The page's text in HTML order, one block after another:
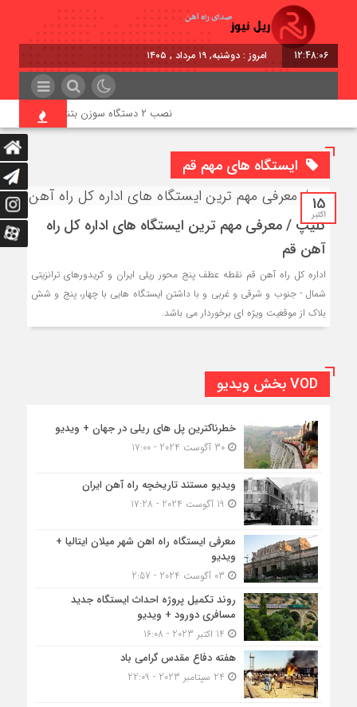
12:48:06 امروز : دوشنبه, ۱۹ مرداد , ۱۴۰۵
نصب ۲ دستگاه سوزن‌ بتنی در ایستگاه راه‌آهن بیشه
ایستگاه های مهم قم
15
اکتبر
کلیپ / معرفی مهم ترین ایستگاه های اداره کل راه
آهن قم
اداره کل راه آهن قم نقطه عطف پنج محور ریلی ایران و کریدورهای ترانزیتی
شمال - جنوب و شرقی و غربی و با داشتن ایستگاه هایی با چهار، پنج و شش
بلاک از موقعیت ویژه ای برخوردار می باشد.
VOD بخش ویدیو
خطرناکترین پل های ریلی در جهان + ویدیو
30 آگوست 2024 - 17:00
ویدیو مستند تاریخچه راه آهن ایران
معرفی ایستگاه راه اهن شهر میلان ایتالیا +
ویدیو
روند تکمیل پروژه احداث ایستگاه جدید
مسافری دورود + ویدیو
هفته دفاع مقدس گرامی باد